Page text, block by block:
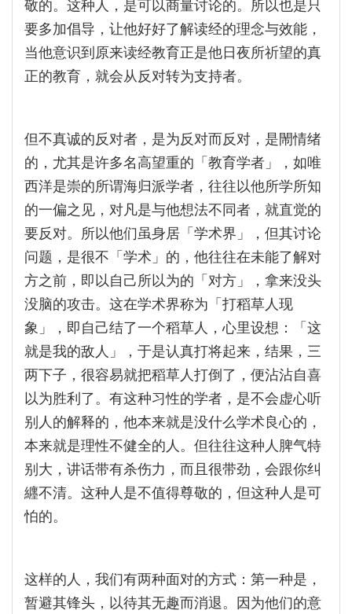
要多加倡导，让他好好了解读经的理念与效能，
当他意识到原来读经教育正是他日夜所祈望的真
正的教育，就会从反对转为支持者。
但不真诚的反对者，是为反对而反对，是閙情绪
的，尤其是许多名高望重的「教育学者」，如唯
西洋是崇的所谓海归派学者，往往以他所学所知
的一偏之见，对凡是与他想法不同者，就直觉的
要反对。所以他们虽身居「学术界」，但其讨论
问题，是很不「学术」的，他往往在未能了解对
方之前，即以自己所以为的「对方」，拿来没头
没脑的攻击。这在学术界称为「打稻草人现
象」，即自己结了一个稻草人，心里设想：「这
就是我的敌人」，于是认真打将起来，结果，三
两下子，很容易就把稻草人打倒了，便沾沾自喜
以为胜利了。有这种习性的学者，是不会虚心听
别人的解释的，他本来就是没什么学术良心的，
本来就是理性不健全的人。但往往这种人脾气特
别大，讲话带有杀伤力，而且很带劲，会跟你纠
纒不清。这种人是不值得尊敬的，但这种人是可
怕的。
这样的人，我们有两种面对的方式：第一种是，
暂避其锋头，以待其无趣而消退。因为他们的意